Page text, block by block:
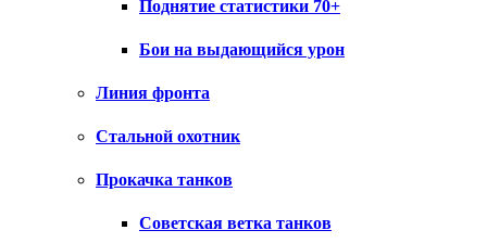
Поднятие статистики 70+
Бои на выдающийся урон
Линия фронта
Стальной охотник
Прокачка танков
Советская ветка танков